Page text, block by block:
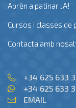
Aprèn a patinar JA!
Cursos i classes de
Contacta amb
+34 625 633
+34 625 633
EMAIL